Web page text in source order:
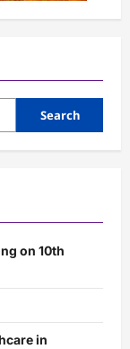
Search
on 10th
in